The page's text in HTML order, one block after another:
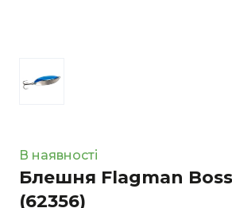
В наявності
Блешня Flagman
(62356)